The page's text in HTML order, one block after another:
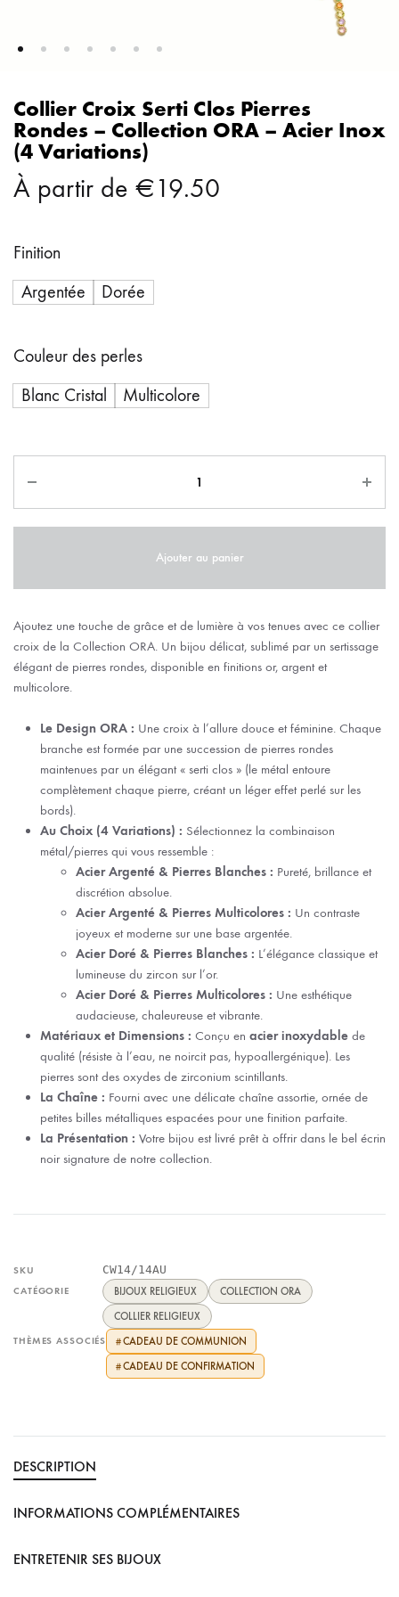
Collier Croix Serti Clos Pierres
Rondes – Collection ORA – Acier Inox
(4 Variations)
À partir de €19.50
Finition
Argentée
Dorée
Couleur des perles
Blanc Cristal
Multicolore
Ajouter au panier
Ajoutez une touche de grâce et de lumière à vos tenues avec ce collier
croix de la Collection ORA. Un bijou délicat, sublimé par un sertissage
élégant de pierres rondes, disponible en finitions or, argent et
multicolore.
Le Design ORA : Une croix à l’allure douce et féminine. Chaque
branche est formée par une succession de pierres rondes
maintenues par un élégant « serti clos » (le métal entoure
complètement chaque pierre, créant un léger effet perlé sur les
bords).
Au Choix (4 Variations) : Sélectionnez la combinaison
métal/pierres qui vous ressemble :
Acier Argenté & Pierres Blanches : Pureté, brillance et
discrétion absolue.
Acier Argenté & Pierres Multicolores : Un contraste
joyeux et moderne sur une base argentée.
Acier Doré & Pierres Blanches : L’élégance classique et
lumineuse du zircon sur l’or.
Acier Doré & Pierres Multicolores : Une esthétique
audacieuse, chaleureuse et vibrante.
Matériaux et Dimensions : Conçu en acier inoxydable de
qualité (résiste à l’eau, ne noircit pas, hypoallergénique). Les
pierres sont des oxydes de zirconium scintillants.
La Chaîne : Fourni avec une délicate chaîne assortie, ornée de
petites billes métalliques espacées pour une finition parfaite.
La Présentation : Votre bijou est livré prêt à offrir dans le bel écrin
noir signature de notre collection.
SKU CW14/14AU
CATÉGORIE BIJOUX RELIGIEUX
COLLECTION ORA
COLLIER RELIGIEUX
THÈMES ASSOCIÉS #CADEAU DE COMMUNION
#CADEAU DE CONFIRMATION
DESCRIPTION
INFORMATIONS COMPLÉMENTAIRES
ENTRETENIR SES BIJOUX